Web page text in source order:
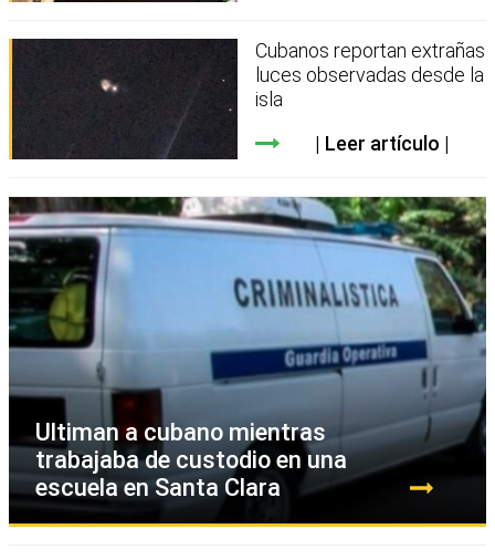
Cubanos reportan extrañas
luces observadas desde la
isla
Leer artículo
Ultiman a cubano mientras
trabajaba de custodio en una
escuela en Santa Clara